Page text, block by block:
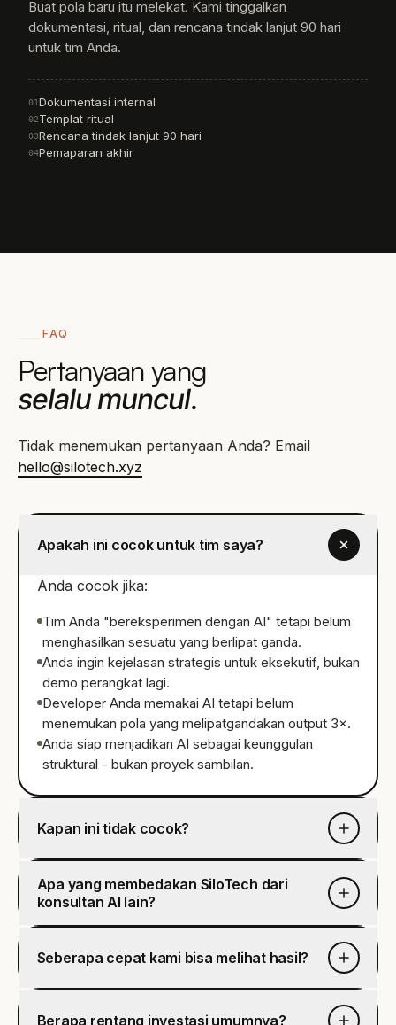
Buat pola baru itu melekat. Kami tinggalkan
dokumentasi, ritual, dan rencana tindak lanjut 90 hari
untuk tim Anda.
01Dokumentasi internal
02Templat ritual
03Rencana tindak lanjut 90 hari
04Pemaparan akhir
FAQ
Pertanyaan yang
selalu muncul.
Tidak menemukan pertanyaan Anda? Email
hello@silotech.xyz
Apakah ini cocok untuk tim saya?
Anda cocok jika:
Tim Anda "bereksperimen dengan AI" tetapi belum
menghasilkan sesuatu yang berlipat ganda.
Anda ingin kejelasan strategis untuk eksekutif, bukan
demo perangkat lagi.
Developer Anda memakai AI tetapi belum
menemukan pola yang melipatgandakan output 3×.
Anda siap menjadikan AI sebagai keunggulan
struktural - bukan proyek sambilan.
Kapan ini tidak cocok?
Apa yang membedakan SiloTech dari
konsultan AI lain?
Seberapa cepat kami bisa melihat hasil?
Berapa rentang investasi umumnya?